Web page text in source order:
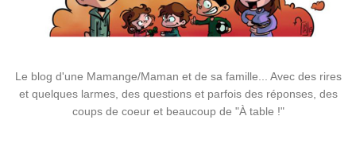
Le blog d'une Mamange/Maman et de sa famille... Avec des rires
et quelques larmes, des questions et parfois des réponses, des
coups de coeur et beaucoup de "À table !"